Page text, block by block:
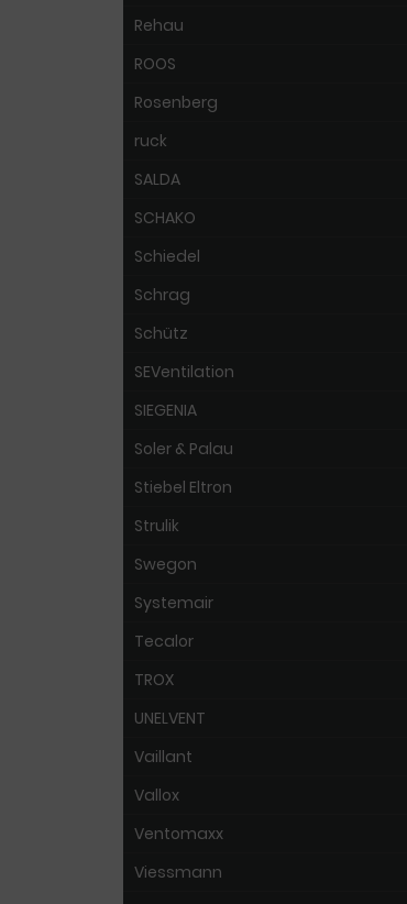
Rehau
ROOS
Rosenberg
ruck
SALDA
SCHAKO
Schiedel
Schrag
Schütz
SEVentilation
SIEGENIA
Soler & Palau
Stiebel Eltron
Strulik
Swegon
Systemair
Tecalor
TROX
UNELVENT
Vaillant
Vallox
Ventomaxx
Viessmann